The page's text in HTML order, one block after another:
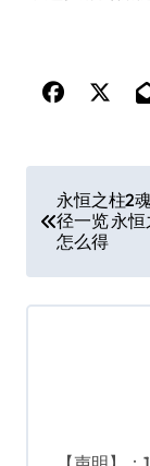
章
永恒之柱2
径一览 永
怎么得